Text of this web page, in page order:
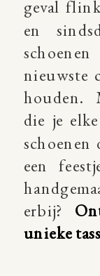
geval
en
nieuwste
houden.
die je
een
erbij?
unieke